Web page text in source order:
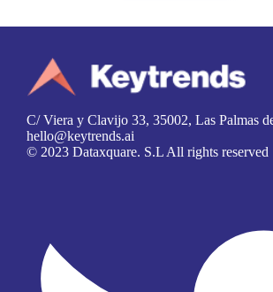
C/ Viera y Clavijo 33, 35002, Las Palmas
hello@keytrends.ai
© 2023 Dataxquare. S.L All rights reserved